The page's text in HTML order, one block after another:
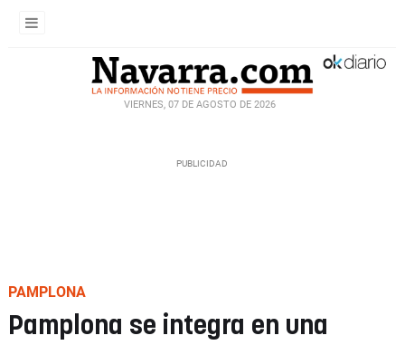
VIERNES, 07 DE AGOSTO DE 2026
PAMPLONA
Pamplona se integra en una